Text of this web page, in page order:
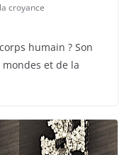
croyance
humain ? Son
et de la